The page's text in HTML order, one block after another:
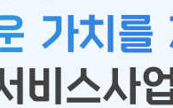
가치
비스사